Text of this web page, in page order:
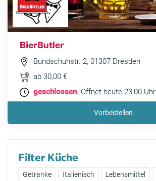
BierButler
Bundschuhstr. 2, 01307 Dresden
ab 30,00 €
geschlossen. Öffnet heute 23:00 Uhr
Vorbestellen
Filter Küche
Getränke Italienisch Lebensmittel